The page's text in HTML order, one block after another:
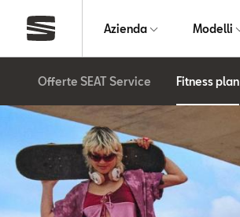
Azienda Modelli
Offerte SEAT Service Fitness plan